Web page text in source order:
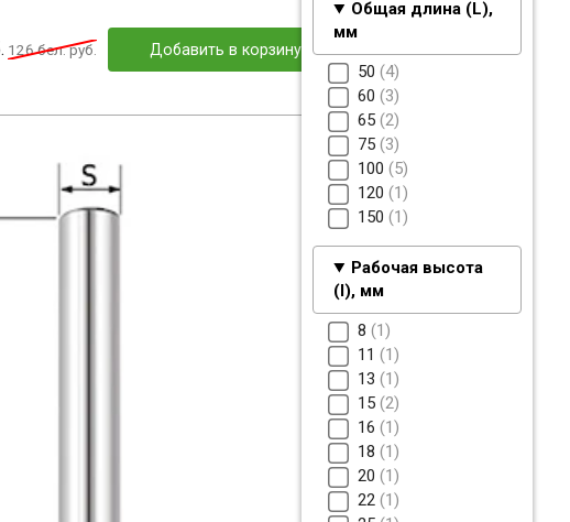
Общая длина (L),
мм
50 4
60 3
65 2
75 3
100 5
120 1
150 1
Рабочая высота
(I), мм
8 1
11 1
13 1
15 2
16 1
18 1
20 1
22 1
126бел. руб. Добавить в корзину